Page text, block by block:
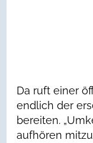
Da ruft einer
endlich der
bereiten.
aufhören